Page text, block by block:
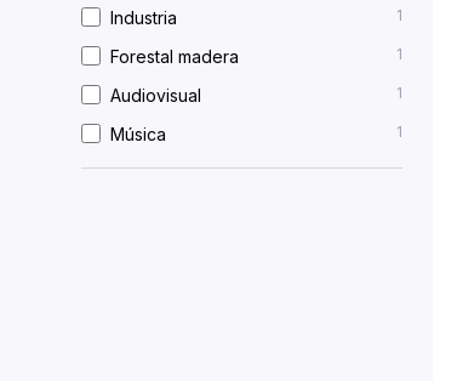
Industria 1
Forestal madera 1
Audiovisual 1
Música 1